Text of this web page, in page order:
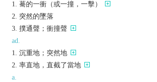
驀的一衝（或一撞，一擊）
突然的墜落
撲通聲；衝撞聲
ad.
沉重地；突然地
率直地，直截了當地
a.